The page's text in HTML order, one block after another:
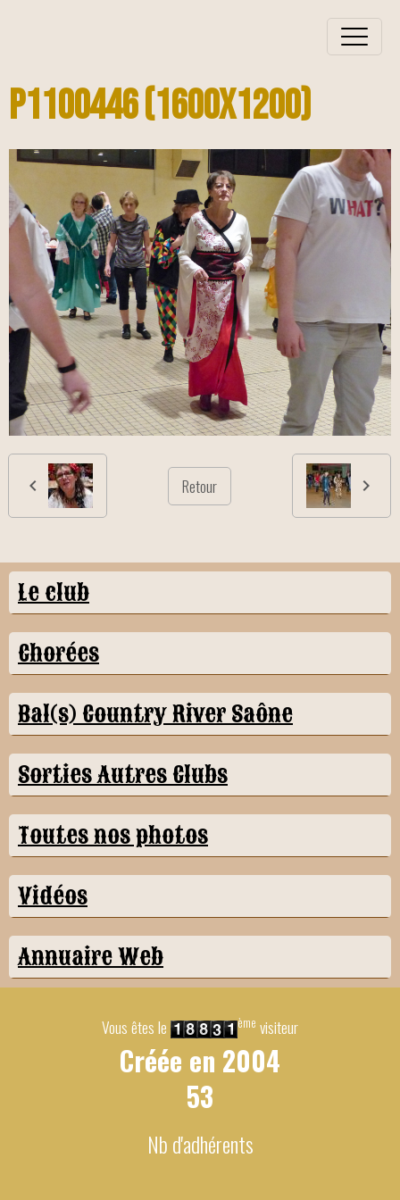
P1100446 (1600x1200)
Retour
Le club
Chorées
Bal(s) Country River Saône
Sorties Autres Clubs
Toutes nos photos
Vidéos
Annuaire Web
Vous êtes le ème visiteur
Créée en 2004
53
Nb d'adhérents